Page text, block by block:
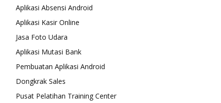
Aplikasi Absensi Android
Aplikasi Kasir Online
Jasa Foto Udara
Aplikasi Mutasi Bank
Pembuatan Aplikasi Android
Dongkrak Sales
Pusat Pelatihan Training Center